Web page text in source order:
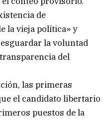
de
la vieja política» y
la voluntad
del
las primeras
el candidato libertario
puestos de la